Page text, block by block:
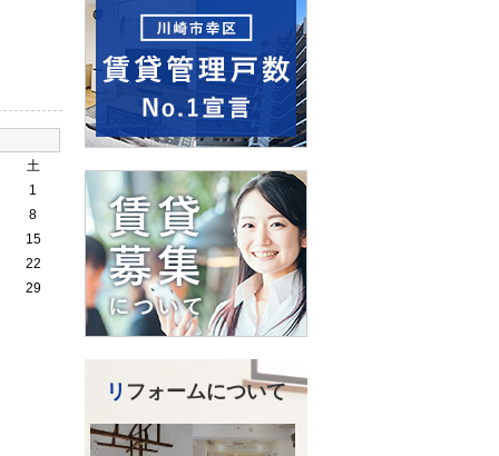
土
1
8
15
22
29
リフォームについて